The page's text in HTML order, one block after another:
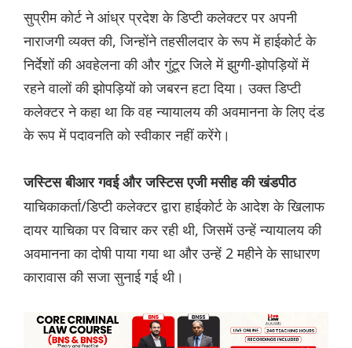
सुप्रीम कोर्ट ने आंध्र प्रदेश के डिप्टी कलेक्टर पर अपनी
नाराजगी व्यक्त की, जिन्होंने तहसीलदार के रूप में हाईकोर्ट के
निर्देशों की अवहेलना की और गुंटूर जिले में झुग्गी-झोपड़ियों में
रहने वालों की झोपड़ियों को जबरन हटा दिया। उक्त डिप्टी
कलेक्टर ने कहा था कि वह न्यायालय की अवमानना ​​के लिए दंड
के रूप में पदावनति को स्वीकार नहीं करेंगे।
जस्टिस बीआर गवई और जस्टिस एजी मसीह की खंडपीठ
याचिकाकर्ता/डिप्टी कलेक्टर द्वारा हाईकोर्ट के आदेश के खिलाफ
दायर याचिका पर विचार कर रही थी, जिसमें उन्हें न्यायालय की
अवमानना ​​का दोषी पाया गया था और उन्हें 2 महीने के साधारण
कारावास की सजा सुनाई गई थी।